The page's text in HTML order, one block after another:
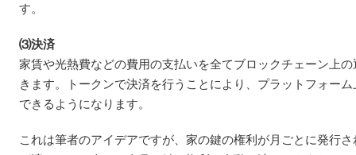
す。
⑶決済
家賃や光熱費などの費用の支払いを全てブロックチェーン上
きます。トークンで決済を行うことにより、プラットフォー
できるようになります。
これは筆者のアイデアですが、家の鍵の権利が月ごとに発行